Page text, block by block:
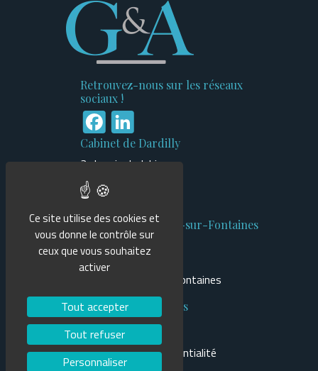
Retrouvez-nous sur les réseaux
sociaux !
Facebook
LinkedIn
Cabinet de Dardilly
3 chemin du Jubin
Bâtiment n°1
69570 Dardilly
Cabinet de Cailloux-sur-Fontaines
470 route du Tilleuls
Bâtiment Mercure
69270 Cailloux-sur-Fontaines
Informations légales
Mentions légales
Politique de confidentialité
Ce site utilise des cookies et
vous donne le contrôle sur
ceux que vous souhaitez
activer
Tout accepter
Tout refuser
Personnaliser